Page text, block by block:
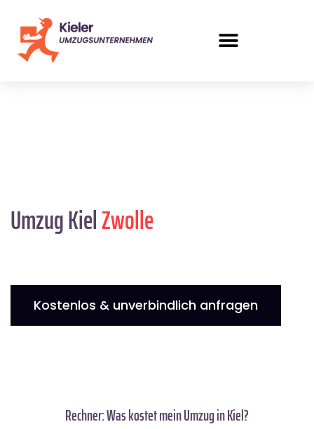
Umzug KielZwolle
Kostenlos & unverbindlich anfragen
Rechner: Was kostet mein Umzug in Kiel?